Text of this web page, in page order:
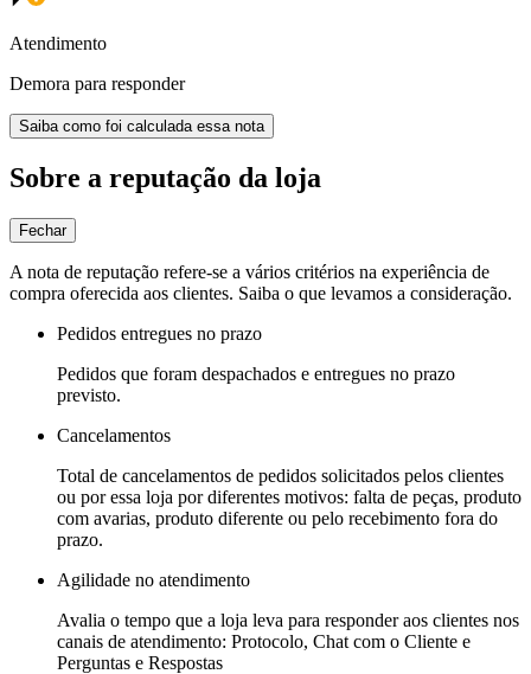
Atendimento
Demora para responder
Saiba como foi calculada essa nota
Sobre a reputação da loja
Fechar
A nota de reputação refere-se a vários critérios na experiência de
compra oferecida aos clientes. Saiba o que levamos a consideração.
Pedidos entregues no prazo
Pedidos que foram despachados e entregues no prazo
previsto.
Cancelamentos
Total de cancelamentos de pedidos solicitados pelos clientes
ou por essa loja por diferentes motivos: falta de peças, produto
com avarias, produto diferente ou pelo recebimento fora do
prazo.
Agilidade no atendimento
Avalia o tempo que a loja leva para responder aos clientes nos
canais de atendimento: Protocolo, Chat com o Cliente e
Perguntas e Respostas